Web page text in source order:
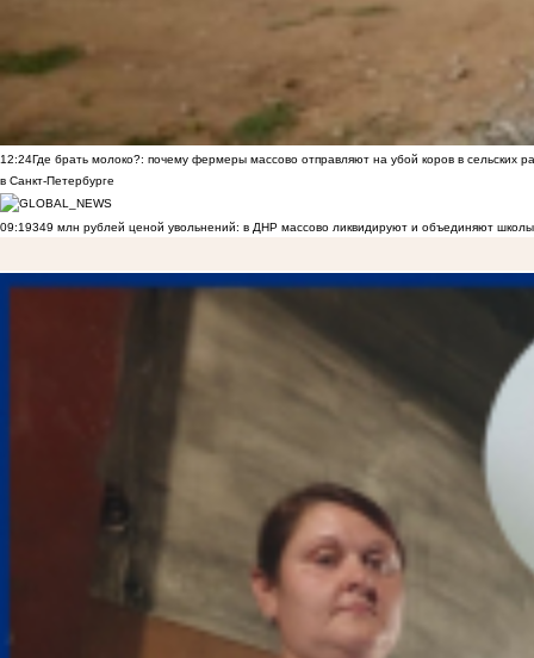
12:24Где брать молоко?: почему фермеры массово отправляют на убой коров в сельских
в Санкт-Петербурге
09:19349 млн рублей ценой увольнений: в ДНР массово ликвидируют и объединяют